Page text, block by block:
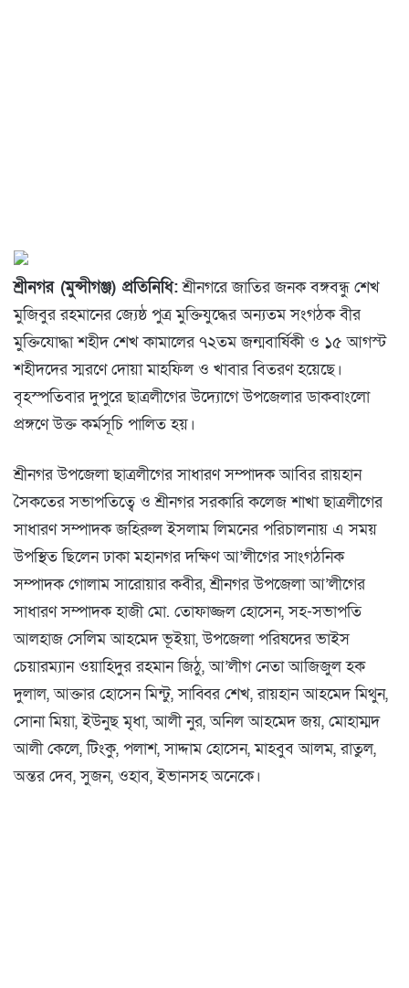
শ্রীনগর (মুন্সীগঞ্জ) প্রতিনিধি:শ্রীনগরে জাতির জনক বঙ্গবন্ধু শেখ
মুজিবুর রহমানের জ্যেষ্ঠ পুত্র মুক্তিযুদ্ধের অন্যতম সংগঠক বীর
মুক্তিযোদ্ধা শহীদ শেখ কামালের ৭২তম জন্মবার্ষিকী ও ১৫ আগস্ট
শহীদদের স্মরণে দোয়া মাহফিল ও খাবার বিতরণ হয়েছে।
বৃহস্পতিবার দুপুরে ছাত্রলীগের উদ্যোগে উপজেলার ডাকবাংলো
প্রঙ্গণে উক্ত কর্মসূচি পালিত হয়।
শ্রীনগর উপজেলা ছাত্রলীগের সাধারণ সম্পাদক আবির রায়হান
সৈকতের সভাপতিত্বে ও শ্রীনগর সরকারি কলেজ শাখা ছাত্রলীগের
সাধারণ সম্পাদক জহিরুল ইসলাম লিমনের পরিচালনায় এ সময়
উপস্থিত ছিলেন ঢাকা মহানগর দক্ষিণ আ’লীগের সাংগঠনিক
সম্পাদক গোলাম সারোয়ার কবীর, শ্রীনগর উপজেলা আ’লীগের
সাধারণ সম্পাদক হাজী মো. তোফাজ্জল হোসেন, সহ-সভাপতি
আলহাজ সেলিম আহমেদ ভূইয়া, উপজেলা পরিষদের ভাইস
চেয়ারম্যান ওয়াহিদুর রহমান জিঠু, আ’লীগ নেতা আজিজুল হক
দুলাল, আক্তার হোসেন মিন্টু, সাব্বির শেখ, রায়হান আহমেদ মিথুন,
সোনা মিয়া, ইউনুছ মৃধা, আলী নুর, অনিল আহমেদ জয়, মোহাম্মদ
আলী কেলে, টিংকু, পলাশ, সাদ্দাম হোসেন, মাহবুব আলম, রাতুল,
অন্তর দেব, সুজন, ওহাব, ইভানসহ অনেকে।